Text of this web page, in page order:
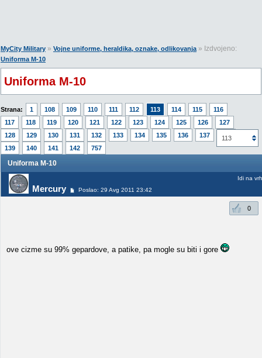
MyCity Military » Vojne uniforme, heraldika, oznake, odlikovanja» Izdvojeno:
Uniforma M-10
Uniforma M-10
Strana: 1 108 109 110 111 112 113 114 115
116
117
118 119 120 121 122 123 124 125 126
127
128
129 130 131 132 133 134 135 136 137
138
139
140 141 142 757
113
Uniforma M-10
Mercury Poslao: 29 Avg 2011 23:42
Idi na vrh
0
ove cizme su 99% gepardove, a patike, pa mogle su biti i gore